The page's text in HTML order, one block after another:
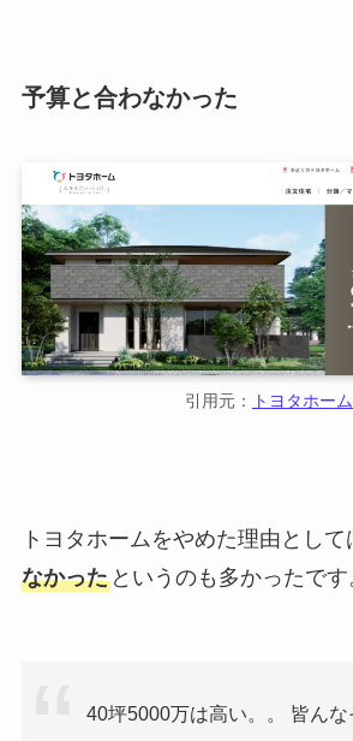
予算と合わなかった
引用元： トヨタホーム
トヨタホームをやめた理由として
なかったというのも多かったです
40坪5000万は高い。。 皆んな